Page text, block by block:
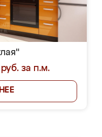
за п.м.